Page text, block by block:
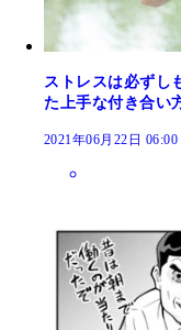
ストレスは必ず
た上手な付き合い
2021年06月22日 06:00